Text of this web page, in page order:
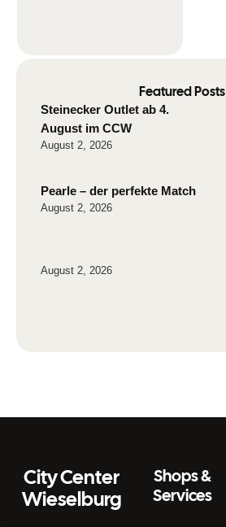
Featured Posts
Steinecker Outlet ab 4.
August im CCW
August 2, 2026
Pearle – der perfekte Match
August 2, 2026
August 2, 2026
City Center
Wieselburg
Shops &
Services